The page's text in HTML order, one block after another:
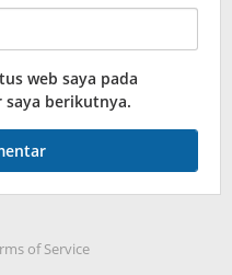
web saya pada
berikutnya.
of Service